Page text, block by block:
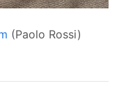
(Paolo Rossi)